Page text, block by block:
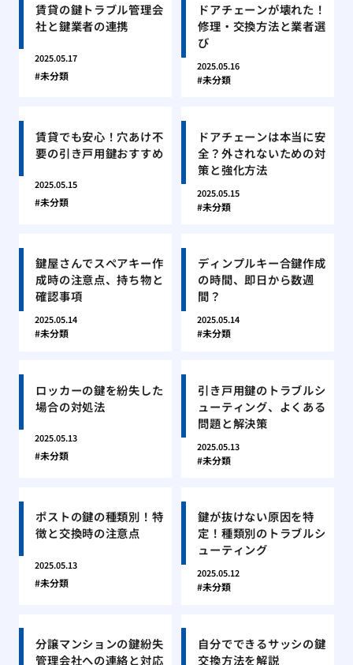
賃貸の鍵トラブル管理会
社と鍵業者の連携
2025.05.17
未分類
ドアチェーンが壊れた！
修理・交換方法と業者選
び
2025.05.16
未分類
賃貸でも安心！穴あけ不
要の引き戸用鍵おすすめ
2025.05.15
未分類
ドアチェーンは本当に安
全？外されないための対
策と強化方法
2025.05.15
未分類
鍵屋さんでスペアキー作
成時の注意点、持ち物と
確認事項
2025.05.14
未分類
ディンプルキー合鍵作成
の時間、即日から数週
間？
2025.05.14
未分類
ロッカーの鍵を紛失した
場合の対処法
2025.05.13
未分類
引き戸用鍵のトラブルシ
ューティング、よくある
問題と解決策
2025.05.13
未分類
ポストの鍵の種類別！特
徴と交換時の注意点
2025.05.13
未分類
鍵が抜けない原因を特
定！種類別のトラブルシ
ューティング
2025.05.12
未分類
分譲マンションの鍵紛失
管理会社への連絡と対応
自分でできるサッシの鍵
交換方法を解説